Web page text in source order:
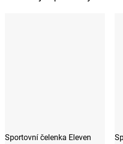
Sportovní čelenka Eleven